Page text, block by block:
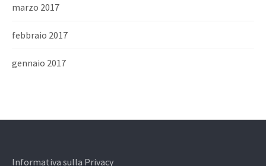
marzo 2017
febbraio 2017
gennaio 2017
Informativa sulla Privacy